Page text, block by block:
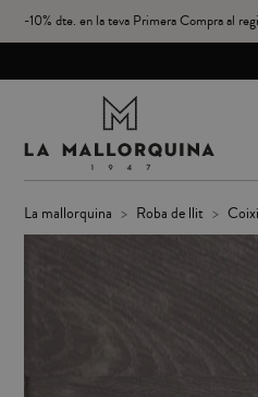
-10% dte. en la teva Primera Compra al
la mallorquina roba de llit